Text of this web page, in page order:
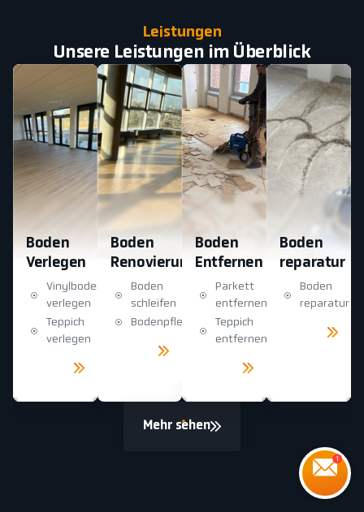
Leistungen
Unsere Leistungen im Überblick
Boden
Verlegen
Vinylboden
verlegen
Teppich
verlegen
Boden
Renovierung
Boden
schleifen
Bodenpflege
Boden
Entfernen
Parkett
entfernen
Teppich
entfernen
Boden
reparatur
Boden
reparatur
Mehr sehen